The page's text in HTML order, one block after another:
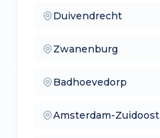
Duivendrecht
— aankoopmakelaars
Zwanenburg
— lokale makelaars
Badhoevedorp
— makelaars vergelijken
Amsterdam-Zuidoost
— verkoopmakelaars